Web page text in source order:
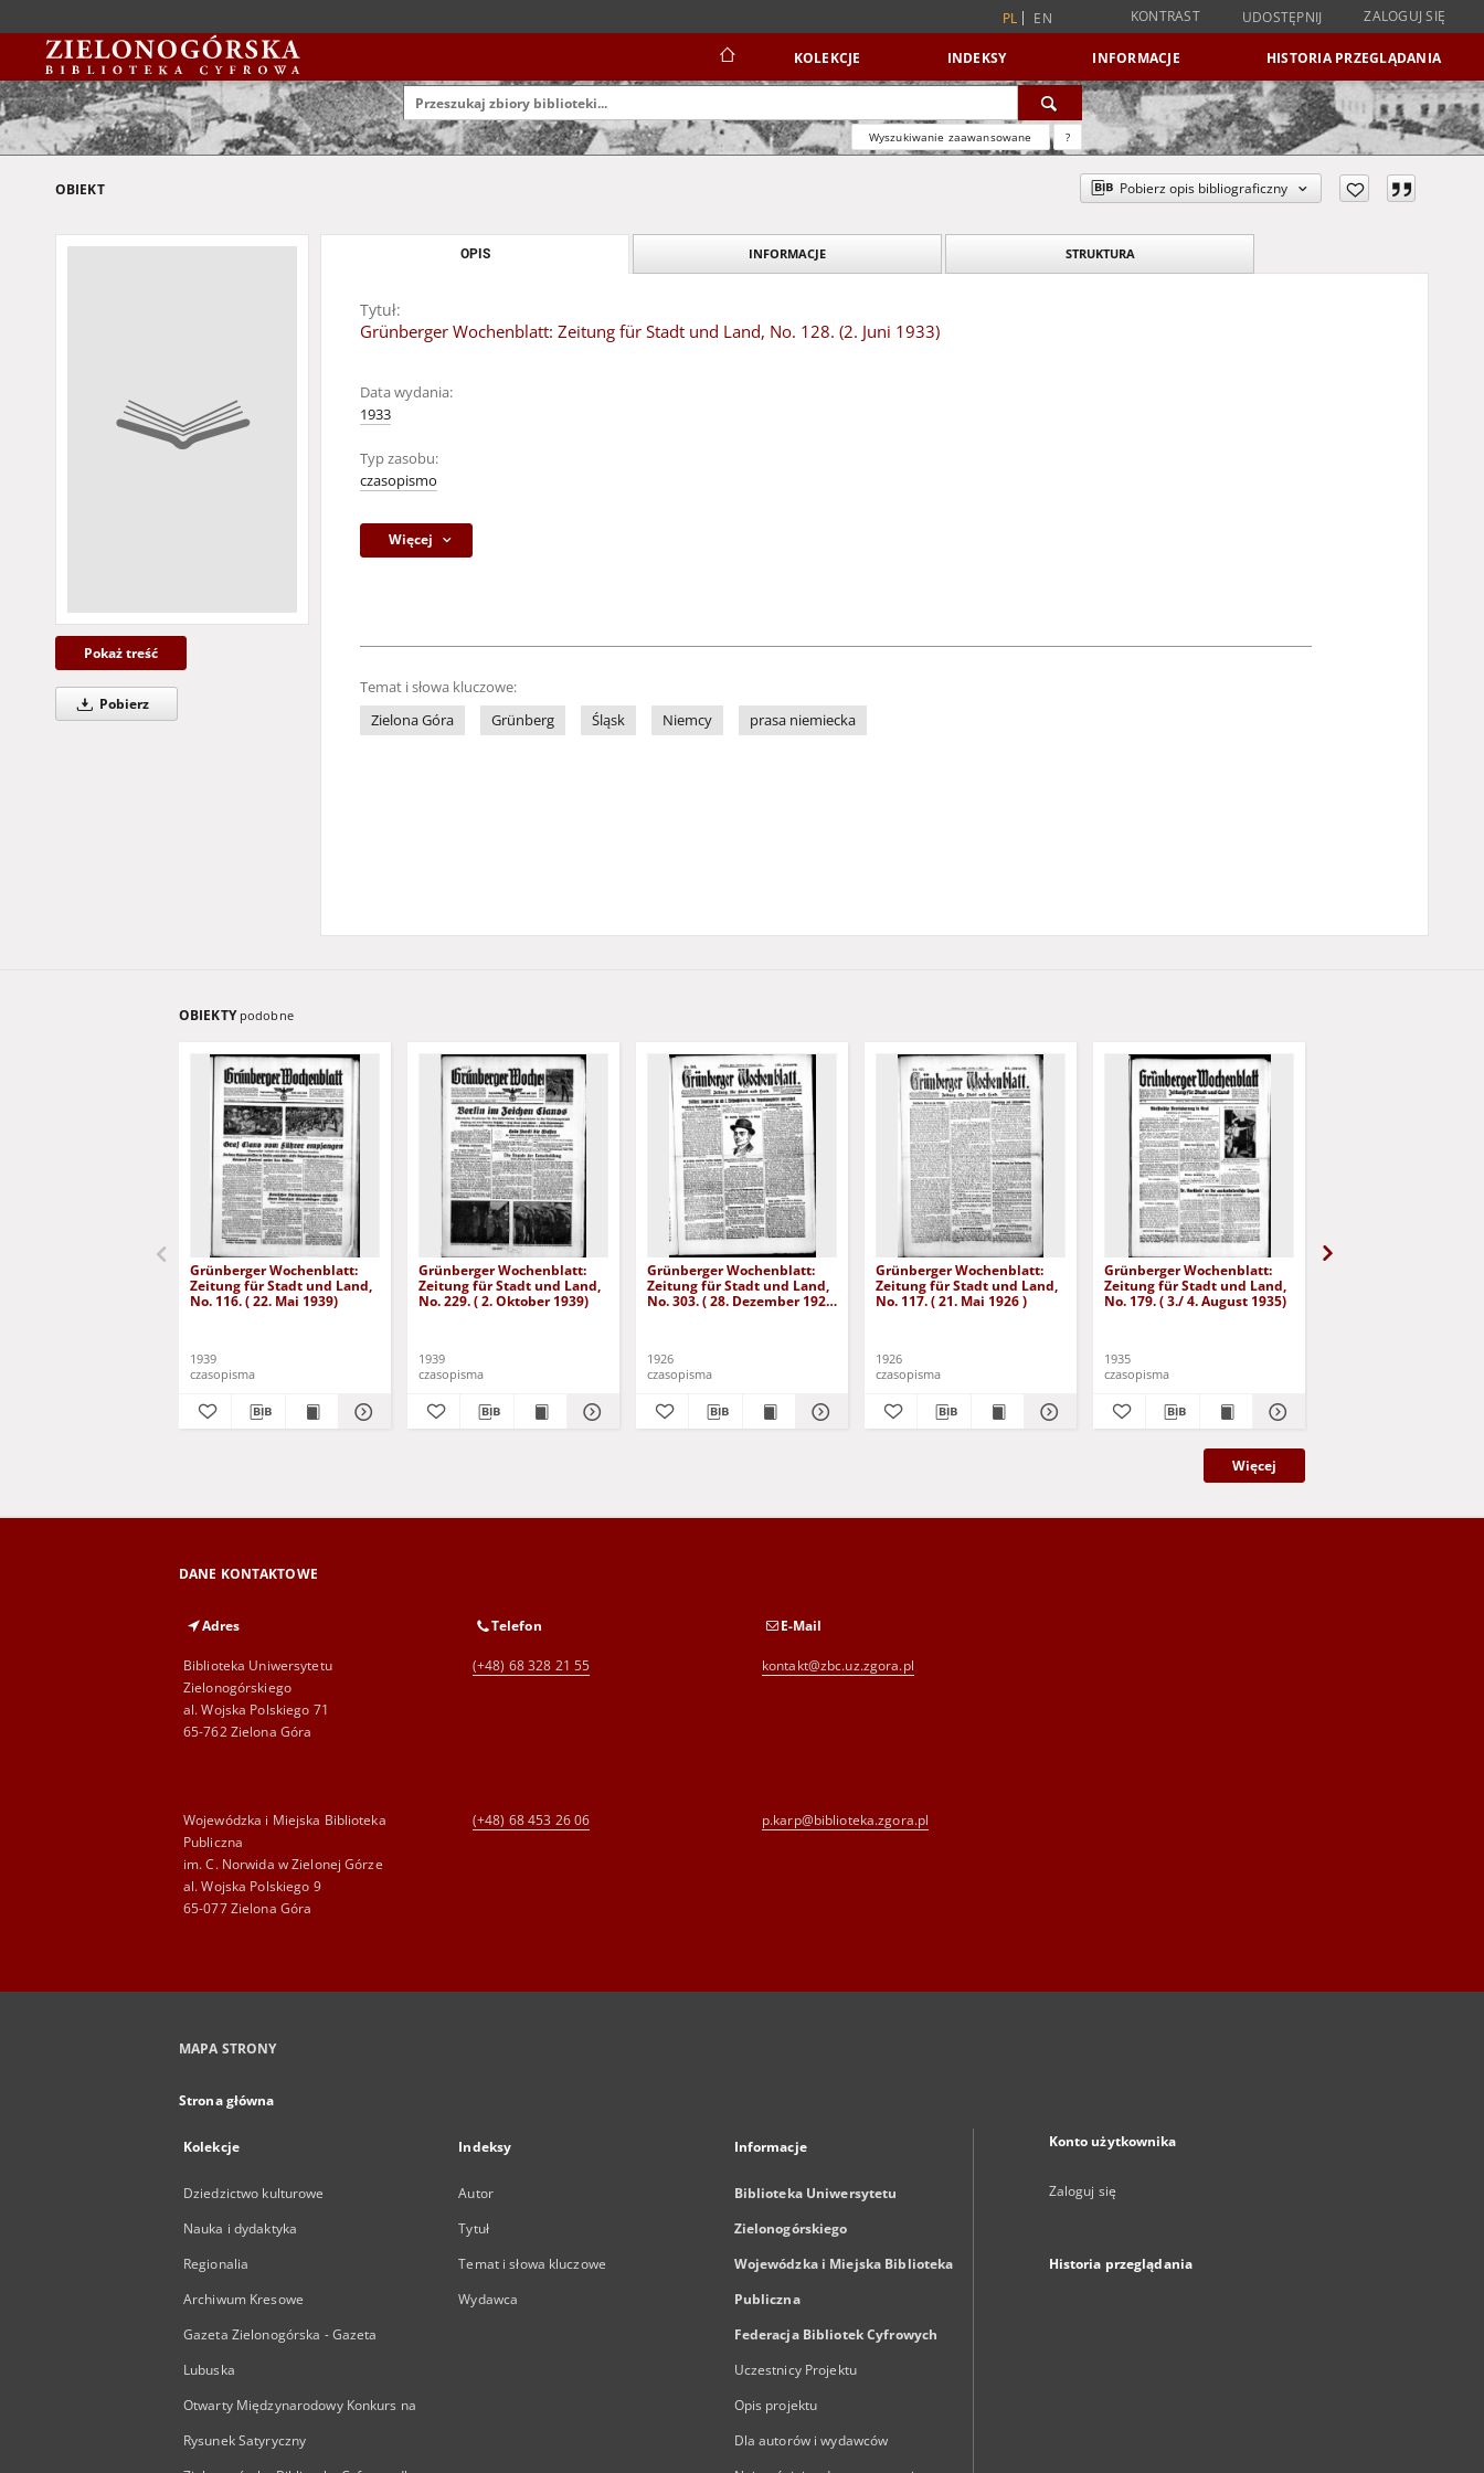
PL EN KONTRAST UDOSTĘPNIJ ZALOGUJ SIĘ
KOLEKCJE INDEKSY INFORMACJE HISTORIA PRZEGLĄDANIA
Wyszukiwanie zaawansowane ?
OBIEKT Pobierz opis bibliograficzny
Pokaż treść
Pobierz
OPIS INFORMACJE STRUKTURA
Tytuł:
Grünberger Wochenblatt: Zeitung für Stadt und Land, No. 128. (2. Juni 1933)
Data wydania:
1933
Typ zasobu:
czasopismo
Więcej
Temat i słowa kluczowe:
Zielona Góra
Grünberg Śląsk Niemcy prasa niemiecka
OBIEKTY podobne
Grünberger Wochenblatt:
Zeitung für Stadt und Land,
No. 116. ( 22. Mai 1939)
1939
czasopisma
Grünberger Wochenblatt:
Zeitung für Stadt und Land,
No. 229. ( 2. Oktober 1939)
1939
czasopisma
Grünberger Wochenblatt:
Zeitung für Stadt und Land,
No. 303. ( 28. Dezember 1926
1926
czasopisma
Grünberger Wochenblatt:
Zeitung für Stadt und Land,
No. 117. ( 21. Mai 1926 )
1926
czasopisma
Grünberger Wochenblatt:
Zeitung für Stadt und Land,
No. 179. ( 3./ 4. August 1935)
1935
czasopisma
Więcej
DANE KONTAKTOWE
Adres
Biblioteka Uniwersytetu
Zielonogórskiego
al. Wojska Polskiego 71
65-762 Zielona Góra
Telefon
(+48) 68 328 21 55
E-Mail
kontakt@zbc.uz.zgora.pl
Wojewódzka i Miejska Biblioteka
Publiczna
im. C. Norwida w Zielonej Górze
al. Wojska Polskiego 9
65-077 Zielona Góra
(+48) 68 453 26 06 p.karp@biblioteka.zgora.pl
MAPA STRONY
Strona główna
Kolekcje
Dziedzictwo kulturowe
Nauka i dydaktyka
Regionalia
Archiwum Kresowe
Gazeta Zielonogórska - Gazeta
Lubuska
Otwarty Międzynarodowy Konkurs na
Rysunek Satyryczny
Indeksy
Autor
Tytuł
Temat i słowa kluczowe
Wydawca
Informacje
Biblioteka Uniwersytetu
Zielonogórskiego
Wojewódzka i Miejska Biblioteka
Publiczna
Federacja Bibliotek Cyfrowych
Uczestnicy Projektu
Opis projektu
Dla autorów i wydawców
Konto użytkownika
Zaloguj się
Historia przeglądania